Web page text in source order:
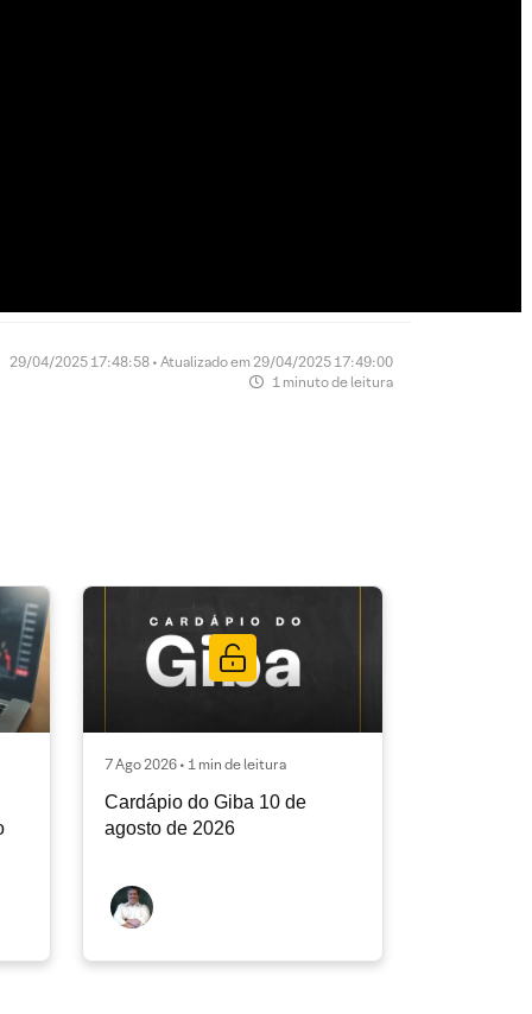
29/04/2025 17:48:58 • Atualizado em 29/04/2025 17:49:00
1 minuto de leitura
7 Ago 2026 • 1 min de leitura
Cardápio do Giba 10 de
agosto de 2026